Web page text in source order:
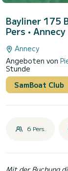
Bayliner 175
Pers • Annecy
Annecy
Angeboten von
Stunde
SamBoat Club
6 Pers.